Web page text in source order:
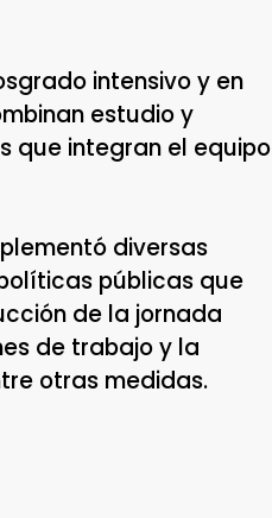
intensivo y en
estudio y
que integran el equipo
diversas
públicas que
de la jornada
de trabajo y la
otras medidas.